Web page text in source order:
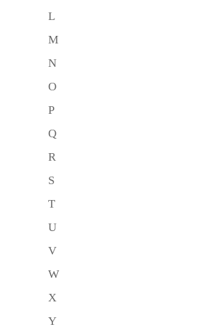
L
M
N
O
P
Q
R
S
T
U
V
W
X
Y